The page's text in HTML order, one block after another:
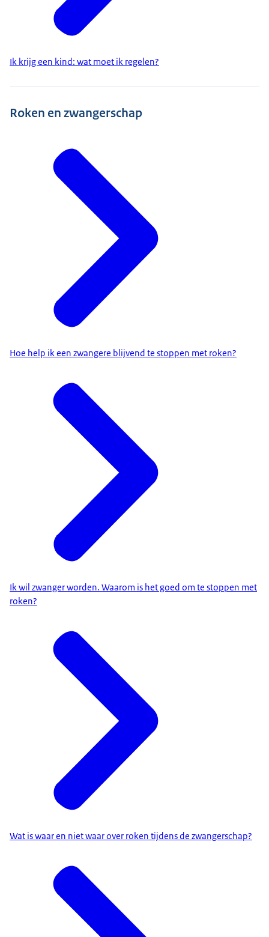
Ik krijg een kind: wat moet ik regelen?
Roken en zwangerschap
Hoe help ik een zwangere blijvend te stoppen met roken?
Ik wil zwanger worden. Waarom is het goed om te stoppen met
roken?
Wat is waar en niet waar over roken tijdens de zwangerschap?